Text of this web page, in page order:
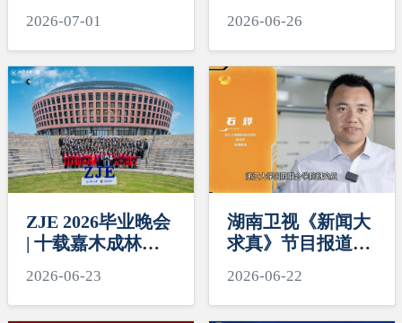
会
2026-07-01
校区
2026-06-26
ZJE 2026毕业晚会
| 十载嘉木成林，
2026-06-23
湖南卫视《新闻大
求真》节目报道国
授石烨软体机器人
研究
2026-06-22